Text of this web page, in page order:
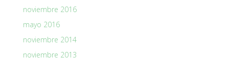
noviembre 2016
mayo 2016
noviembre 2014
noviembre 2013